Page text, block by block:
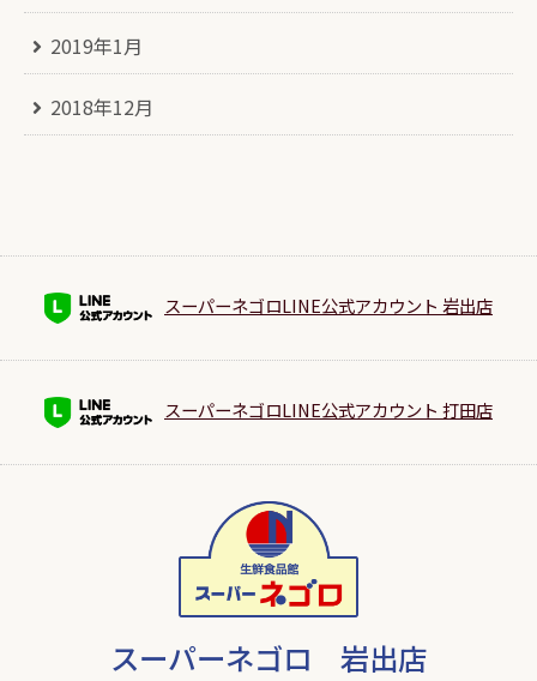
2019年1月
2018年12月
スーパーネゴロLINE公式アカウント 岩出店
スーパーネゴロLINE公式アカウント 打田店
スーパーネゴロ 岩出店